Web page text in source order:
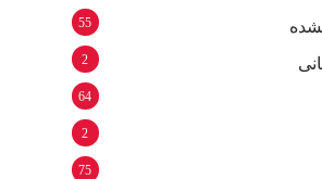
55
2
64
2
75